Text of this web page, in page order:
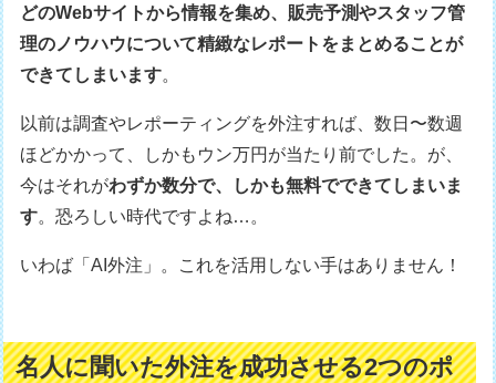
どのWebサイトから情報を集め、販売予測やスタッフ管
理のノウハウについて精緻なレポートをまとめることが
できてしまいます。
以前は調査やレポーティングを外注すれば、数日〜数週
ほどかかって、しかもウン万円が当たり前でした。が、
今はそれがわずか数分で、しかも無料でできてしまいま
す。恐ろしい時代ですよね…。
いわば「AI外注」。これを活用しない手はありません！
名人に聞いた外注を成功させる2つのポ